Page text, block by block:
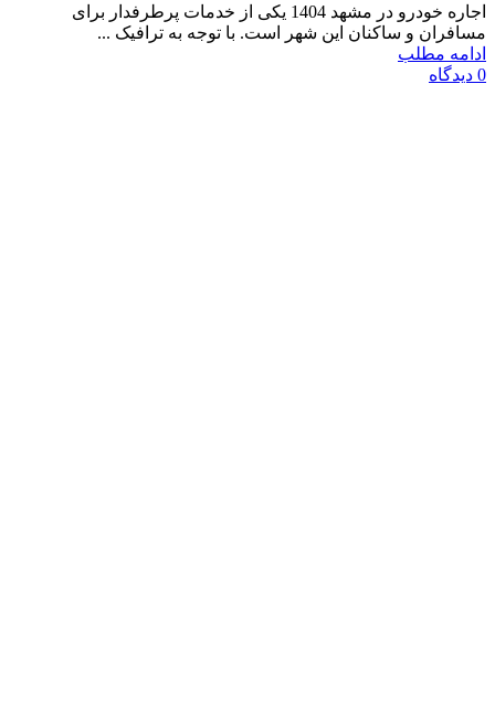
اجاره خودرو در مشهد 1404 یکی از خدمات پرطرفدار برای
مسافران و ساکنان این شهر است. با توجه به ترافیک ...
ادامه مطلب
0 دیدگاه